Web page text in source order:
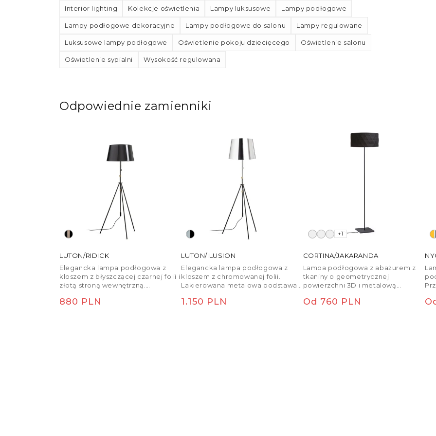
Interior lighting Kolekcje oświetlenia Lampy luksusowe Lampy podłogowe
Lampy podłogowe dekoracyjne Lampy podłogowe do salonu Lampy regulowane
Luksusowe lampy podłogowe Oświetlenie pokoju dziecięcego Oświetlenie salonu
Oświetlenie sypialni Wysokość regulowana
Odpowiednie zamienniki
LUTON/RIDICK
Elegancka lampa podłogowa z
kloszem z błyszczącej czarnej folii i
złotą stroną wewnętrzną.
regulacją wysokości i mosiężnymi
Cena regularna
880 PLN
LUTON/ILUSION
Elegancka lampa podłogowa z
kloszem z chromowanej folii.
Lakierowana metalowa podstawa z
akcesoriami. Przystosowana do
Cena regularna
1.150 PLN
+1
CORTINA/JAKARANDA
Lampa podłogowa z abażurem z
tkaniny o geometrycznej
powierzchni 3D i metalową
Przystosowana do źródeł światła
Cena regularna
Od 760 PLN